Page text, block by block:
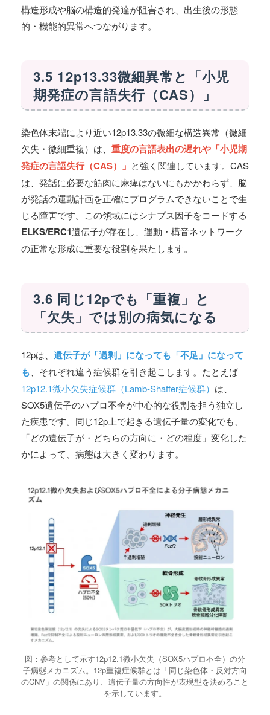
構造形成や脳の構造的発達が阻害され、出生後の形態
的・機能的異常へつながります。
3.5 12p13.33微細異常と「小児
期発症の言語失行（CAS）」
染色体末端により近い12p13.33の微細な構造異常（微細
欠失・微細重複）は、 重度の言語表出の遅れや「小児期
発症の言語失行（CAS）」 と強く関連しています。CAS
は、発話に必要な筋肉に麻痺はないにもかかわらず、脳
が発話の運動計画を正確にプログラムできないことで生
じる障害です。この領域にはシナプス因子をコードする
ELKS/ERC1遺伝子が存在し、運動・構音ネットワーク
の正常な形成に重要な役割を果たします。
3.6 同じ12pでも「重複」と
「欠失」では別の病気になる
12pは、 遺伝子が「過剰」になっても「不足」になって
も 、それぞれ違う症候群を引き起こします。たとえば
12p12.1微小欠失症候群（Lamb-Shaffer症候群） は、
SOX5遺伝子のハプロ不全が中心的な役割を担う独立し
た疾患です。同じ12p上で起きる遺伝子量の変化でも、
「どの遺伝子が・どちらの方向に・どの程度」変化した
かによって、病態は大きく変わります。
図：参考として示す12p12.1微小欠失（SOX5ハプロ不全）の分
子病態メカニズム。12p重複症候群とは「同じ染色体・反対方向
のCNV」の関係にあり、遺伝子量の方向性が表現型を決めること
を示しています。